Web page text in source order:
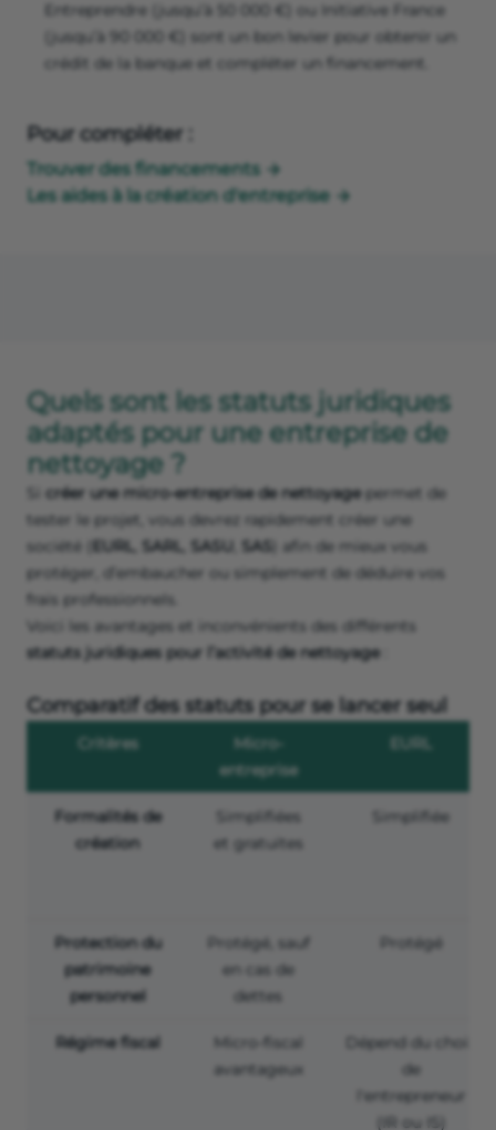
Entreprendre (jusqu’à 50 000 €) ou Initiative France
(jusqu’à 90 000 €) sont un bon levier pour obtenir un
crédit de la banque et compléter un financement.
Pour compléter :
Trouver des financements
Les aides à la création d'entreprise
Quels sont les statuts juridiques
adaptés pour une entreprise de
nettoyage ?
créer une micro-entreprise de nettoyagepermet de
tester le projet, vous devrez rapidement créer une
société ( EURL, SARL, SASU SAS ) afin de mieux vous
protéger, d’embaucher ou simplement de déduire vos
frais professionnels.
Voici les avantages et inconvénients des différents
statuts juridiques pour l’activité de nettoyage:
Comparatif des statuts pour se lancer seul
Critères
Micro-
entreprise
EURL
Formalités de
création
Simplifiées
et gratuites
Simplifiée
Protection du
patrimoine
personnel
Protégé, sauf
en cas de
dettes
Protégé
Régime fiscal
Micro-fiscal
avantageux
Dépend du choix
de
l'entrepreneur
(IR ou IS)